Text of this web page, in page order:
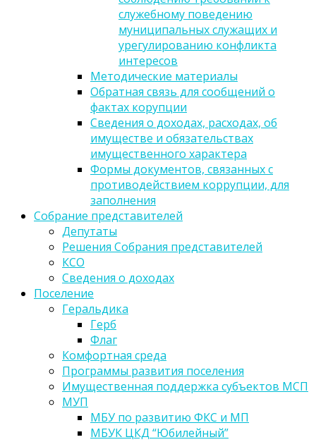
служебному поведению
муниципальных служащих и
урегулированию конфликта
интересов
Методические материалы
Обратная связь для сообщений о
фактах корупции
Сведения о доходах, расходах, об
имуществе и обязательствах
имущественного характера
Формы документов, связанных с
противодействием коррупции, для
заполнения
Собрание представителей
Депутаты
Решения Собрания представителей
КСО
Сведения о доходах
Поселение
Геральдика
Герб
Флаг
Комфортная среда
Программы развития поселения
Имущественная поддержка субъектов МСП
МУП
МБУ по развитию ФКС и МП
МБУК ЦКД “Юбилейный”